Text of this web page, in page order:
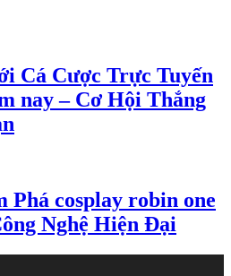
Cá Cược Trực Tuyến
nay – Cơ Hội Thắng
cosplay robin one
Nghệ Hiện Đại